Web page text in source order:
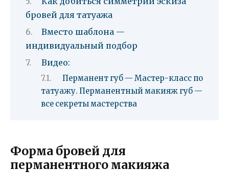
бровей для татуажа
Вместо шаблона —
индивидуальный подбор
Видео:
Перманент губ — Мастер-класс по
татуажу. Перманентный макияж губ —
все секреты мастерства
Форма бровей для
перманентного макияжа